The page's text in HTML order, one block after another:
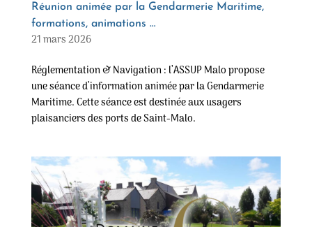
Réunion animée par la Gendarmerie Maritime,
formations, animations …
21 mars 2026
Réglementation & Navigation : l’ASSUP Malo propose
une séance d’information animée par la Gendarmerie
Maritime. Cette séance est destinée aux usagers
plaisanciers des ports de Saint-Malo.